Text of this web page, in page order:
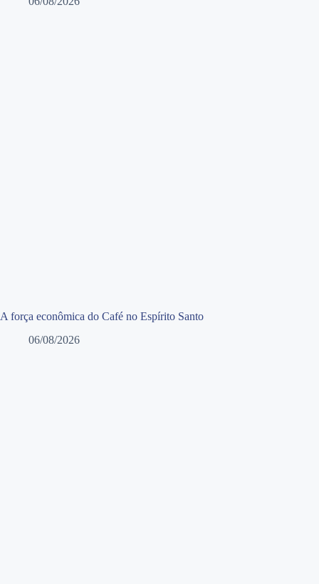
A força econômica do Café no Espírito Santo
06/08/2026